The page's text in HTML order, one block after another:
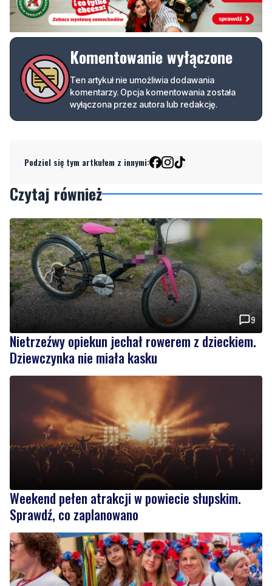
Komentowanie wyłączone
Ten artykuł nie umożliwia dodawania
wyłączona przez autora lub redakcję.
Podziel się tym artkułem z innymi:
9
Nietrzeźwy opiekun jechał rowerem z dzieckiem.
Dziewczynka nie miała kasku
Weekend pełen atrakcji w powiecie słupskim.
Sprawdź, co zaplanowano